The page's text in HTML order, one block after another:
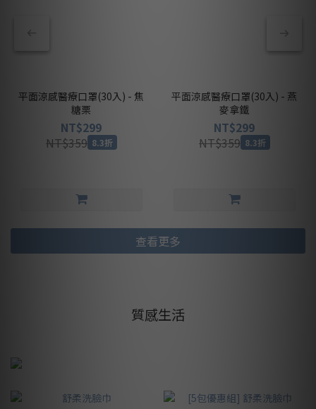
平面涼感醫療口罩(30入) - 焦
糖栗
NT$299
NT$359 8.3折
平面涼感醫療口罩(30入) - 燕
麥拿鐵
NT$299
NT$359 8.3折
查看更多
質感生活